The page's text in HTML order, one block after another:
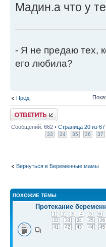
Мадин.а что у
- Я не предаю тех,
его любила?
Пред.
Ответить
Сообщений: 662 • Страница 20 из 67
33
34 35 36 37
Вернуться в Беременные мамы
ПОХОЖИЕ ТЕМЫ
Протекание
1 2 3 4 5 6
22
23 24 25 26
41
42 43 44 45